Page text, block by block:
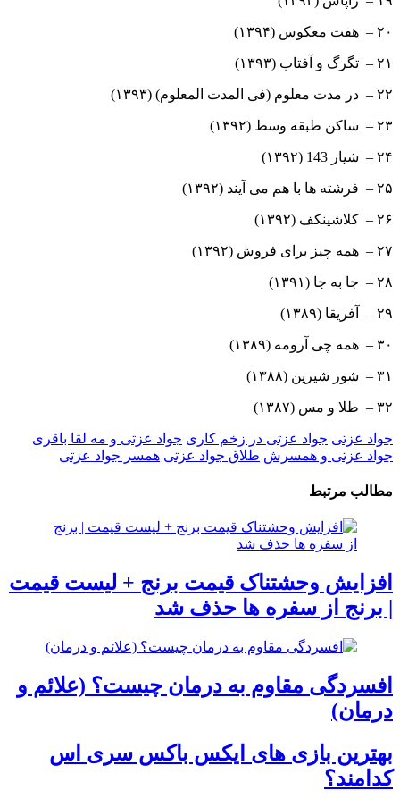
۲۰ – هفت معکوس (۱۳۹۴)
۲۱ – تگرگ و آفتاب (۱۳۹۳)
۲۲ – در مدت معلوم (فی المدت المعلوم) (۱۳۹۳)
۲۳ – ساکن طبقه وسط (۱۳۹۲)
۲۴ – شیار 143 (۱۳۹۲)
۲۵ – فرشته ها با هم می آیند (۱۳۹۲)
۲۶ – کلاشینکف (۱۳۹۲)
۲۷ – همه چیز برای فروش (۱۳۹۲)
۲۸ – جا به جا (۱۳۹۱)
۲۹ – آفریقا (۱۳۸۹)
۳۰ – همه چی آرومه (۱۳۸۹)
۳۱ – شور شیرین (۱۳۸۸)
۳۲ – طلا و مس (۱۳۸۷)
جواد عزتی جواد عزتی در زخم کاری جواد عزتی و مه لقا باقری
جواد عزتی و همسرش طلاق جواد عزتی همسر جواد عزتی
مطالب مرتبط
افزایش وحشتناک قیمت برنج + لیست قیمت
| برنج از سفره ها حذف شد
افسردگی مقاوم به درمان چیست؟ (علائم و
درمان)
بهترین بازی های ایکس باکس سری اس
کدامند؟